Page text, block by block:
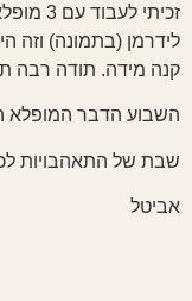
זכיתי
לידרמן (בתמונה) וזה
קנה מידה. תודה רבה
השבוע הדבר המופלא
שבת של התאהבויות
אביטל